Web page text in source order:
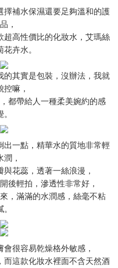
補水保濕還要足夠溫和的護
，
高性價比的化妝水，艾瑪絲
卉水。
其實是包裝，沒辦法，我就
控嘛，
都帶給人一種柔美婉約的感
一點，精華水的質地非常輕
潤，
花蕊，透著一絲浪漫，
後輕拍，滲透性非常好，
，滿滿的水潤感，絲毫不粘
很容易乾燥格外敏感，
這款化妝水裡面不含天然酒